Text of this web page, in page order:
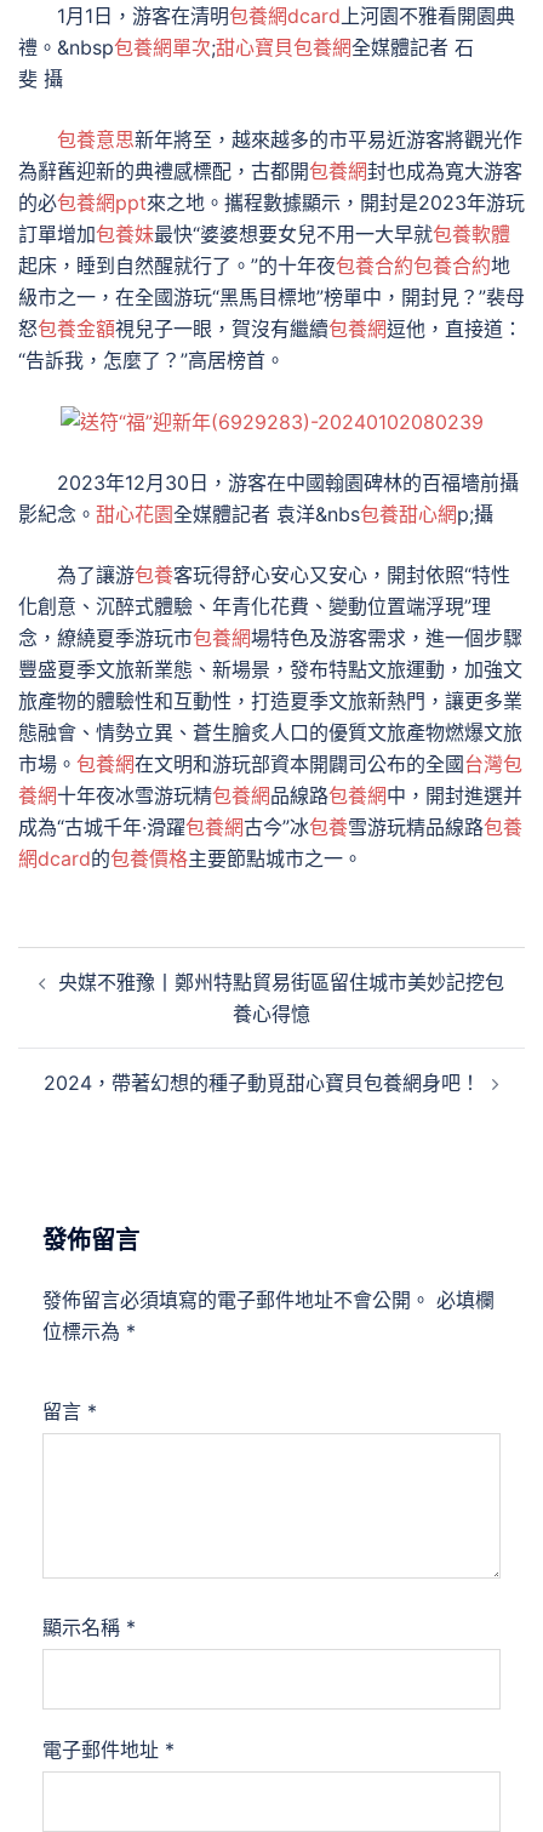
1月1日，游客在清明包養網dcard 上河園不雅看開園典
禮。&nbsp包養網單次;甜心寶貝包養網全媒體記者 石
斐 攝
包養意思新年將至，越來越多的市平易近游客將觀光作
為辭舊迎新的典禮感標配，古都開包養網封也成為寬大游客
的必包養網ppt來之地。攜程數據顯示，開封是2023年游玩
訂單增加包養妹最快“婆婆想要女兒不用一大早就包養軟體
起床，睡到自然醒就行了。”的十年夜包養合約包養合約地
級市之一，在全國游玩“黑馬目標地”榜單中，開封見？”裴母
怒包養金額視兒子一眼，賀沒有繼續包養網逗他，直接道：
“告訴我，怎麼了？”高居榜首。
2023年12月30日，游客在中國翰園碑林的百福墻前攝
影紀念。 甜心花園全媒體記者 袁洋&nbs包養甜心網p;攝
為了讓游包養客玩得舒心安心又安心，開封依照“特性
化創意、沉醉式體驗、年青化花費、變動位置端浮現”理
念，繚繞夏季游玩市包養網場特色及游客需求，進一個步驟
豐盛夏季文旅新業態、新場景，發布特點文旅運動，加強文
旅產物的體驗性和互動性，打造夏季文旅新熱門，讓更多業
態融會、情勢立異、蒼生膾炙人口的優質文旅產物燃爆文旅
市場。 包養網在文明和游玩部資本開闢司公布的全國台灣包
養網十年夜冰雪游玩精包養網品線路包養網中，開封進選并
成為“古城千年·滑躍包養網古今”冰包養雪游玩精品線路包養
網dcard的包養價格主要節點城市之一。
章 央媒不雅豫丨鄭州特點貿易街區留住城市美妙記挖包
養心得憶
2024，帶著幻想的種子動覓甜心寶貝包養網身吧！
發佈留言
發佈留言必須填寫的電子郵件地址不會公開。 必填欄
位標示為 *
留言 *
顯示名稱 *
電子郵件地址 *